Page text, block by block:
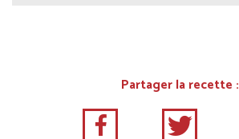
Partager la recette :